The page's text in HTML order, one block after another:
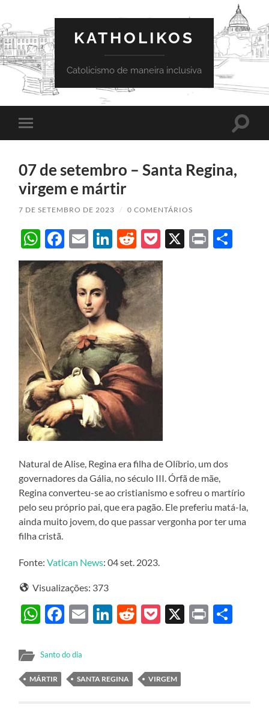
KATHOLIKOS
Catolicismo de maneira inclusiva
Toggle
mobile
Toggle
07 de setembro – Santa Regina,
virgem e mártir
7 DE SETEMBRO DE 2023 / 0 COMENTÁRIOS
WhatsApp
Facebook
EmailLinkedIn
Reddit
Pocket
X Print
Natural de Alise, Regina era filha de Olíbrio, um dos
governadores da Gália, no século III. Órfã de mãe,
Regina converteu-se ao cristianismo e sofreu o martírio
pelo seu próprio pai, que era pagão. Ele preferiu matá-la,
ainda muito jovem, do que passar vergonha por ter uma
filha cristã.
Fonte:Vatican News: 04 set. 2023.
Visualizações: 373
WhatsApp
Facebook
EmailLinkedIn
Reddit
Pocket
X Print
Santo do dia
MÁRTIR SANTA REGINA VIRGEM